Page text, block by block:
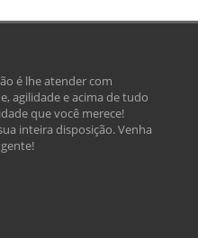
é lhe atender com
agilidade e acima de tudo
que você merece!
inteira disposição. Venha